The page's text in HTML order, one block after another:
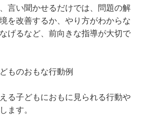
言い聞かせるだけでは、問題の解
を改善するか、やり方がわからな
げるなど、前向きな指導が大切で
ものおもな行動例
る子どもにおもに見られる行動や
ます。